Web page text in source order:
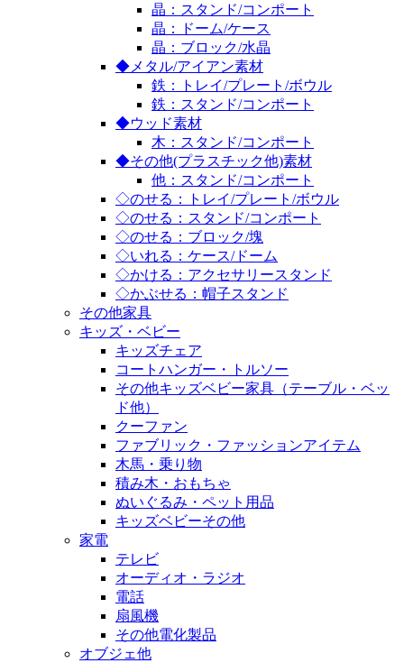
晶：スタンド/コンポート
晶：ドーム/ケース
晶：ブロック/水晶
◆メタル/アイアン素材
鉄：トレイ/プレート/ボウル
鉄：スタンド/コンポート
◆ウッド素材
木：スタンド/コンポート
◆その他(プラスチック他)素材
他：スタンド/コンポート
◇のせる：トレイ/プレート/ボウル
◇のせる：スタンド/コンポート
◇のせる：ブロック/塊
◇いれる：ケース/ドーム
◇かける：アクセサリースタンド
◇かぶせる：帽子スタンド
その他家具
キッズ・ベビー
キッズチェア
コートハンガー・トルソー
その他キッズベビー家具（テーブル・ベッ
ド他）
クーファン
ファブリック・ファッションアイテム
木馬・乗り物
積み木・おもちゃ
ぬいぐるみ・ペット用品
キッズベビーその他
家電
テレビ
オーディオ・ラジオ
電話
扇風機
その他電化製品
オブジェ他